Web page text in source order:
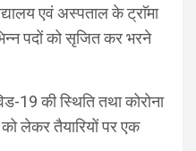
एवं अस्पताल के ट्राॅमा
पदों को सृजित कर भरने
19 की स्थिति तथा कोरोना
लेकर तैयारियों पर एक